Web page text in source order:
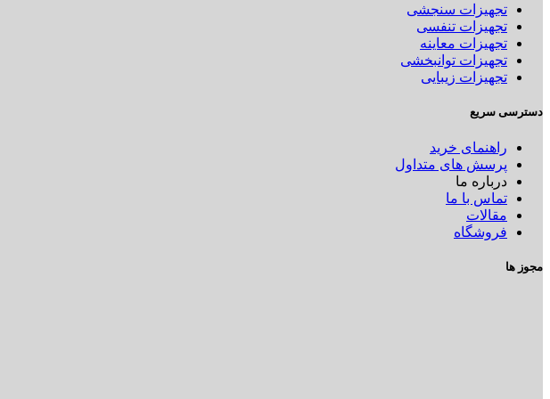
تجهیزات سنجشی
تجهیزات تنفسی
تجهیزات معاینه
تجهیزات توانبخشی
تجهیزات زیبایی
دسترسی سریع
راهنمای خرید
پرسش های متداول
درباره ما
تماس با ما
مقالات
فروشگاه
مجوز ها